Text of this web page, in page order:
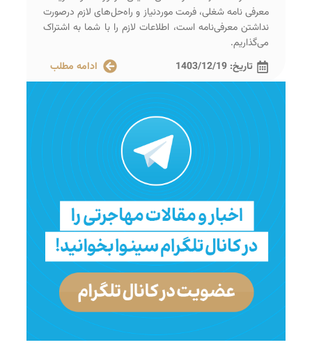
معرفی‌ نامه شغلی، فرمت موردنیاز و راه‌حل‌های لازم درصورت
نداشتن معرفی‌نامه است، اطلاعات لازم را با شما به اشتراک
می‌گذاریم.
تاریخ: 1403/12/19 ادامه مطلب